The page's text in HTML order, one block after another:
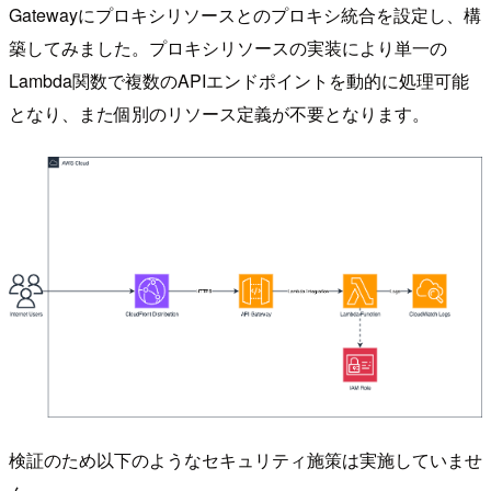
Gatewayにプロキシリソースとのプロキシ統合を設定し、構
築してみました。プロキシリソースの実装により単一の
Lambda関数で複数のAPIエンドポイントを動的に処理可能
となり、また個別のリソース定義が不要となります。
検証のため以下のようなセキュリティ施策は実施していませ